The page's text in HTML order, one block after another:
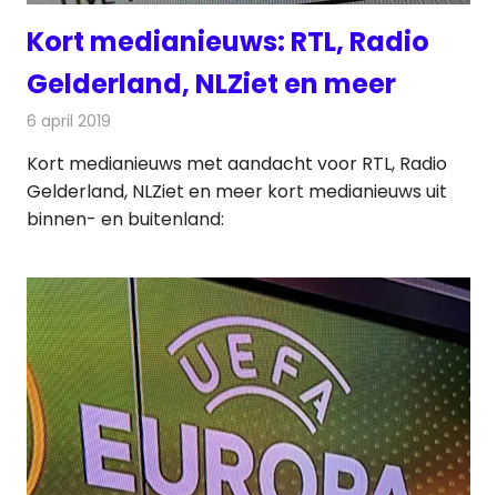
Kort medianieuws: RTL, Radio
Gelderland, NLZiet en meer
6 april 2019
Kort medianieuws met aandacht voor RTL, Radio
Gelderland, NLZiet en meer kort medianieuws uit
binnen- en buitenland: